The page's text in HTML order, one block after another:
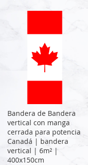
Bandera de Bandera
vertical con manga
cerrada para potencia
Canadá | bandera
vertical | 6m² |
400x150cm